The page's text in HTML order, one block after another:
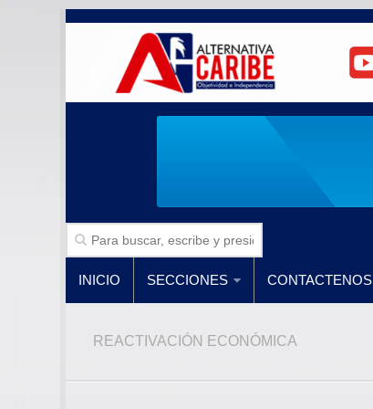
INICIO SECCIONES CONTACTENOS
REACTIVACIÓN ECONÓMICA